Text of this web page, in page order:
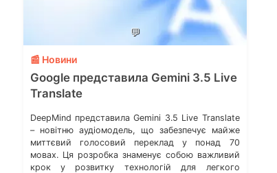
💬
📰 Новини
Google представила Gemini 3.5 Live
Translate
DeepMind представила Gemini 3.5 Live Translate
– новітню аудіомодель, що забезпечує майже
миттєвий голосовий переклад у понад 70
мовах. Ця розробка знаменує собою важливий
крок у розвитку технологій для легкого